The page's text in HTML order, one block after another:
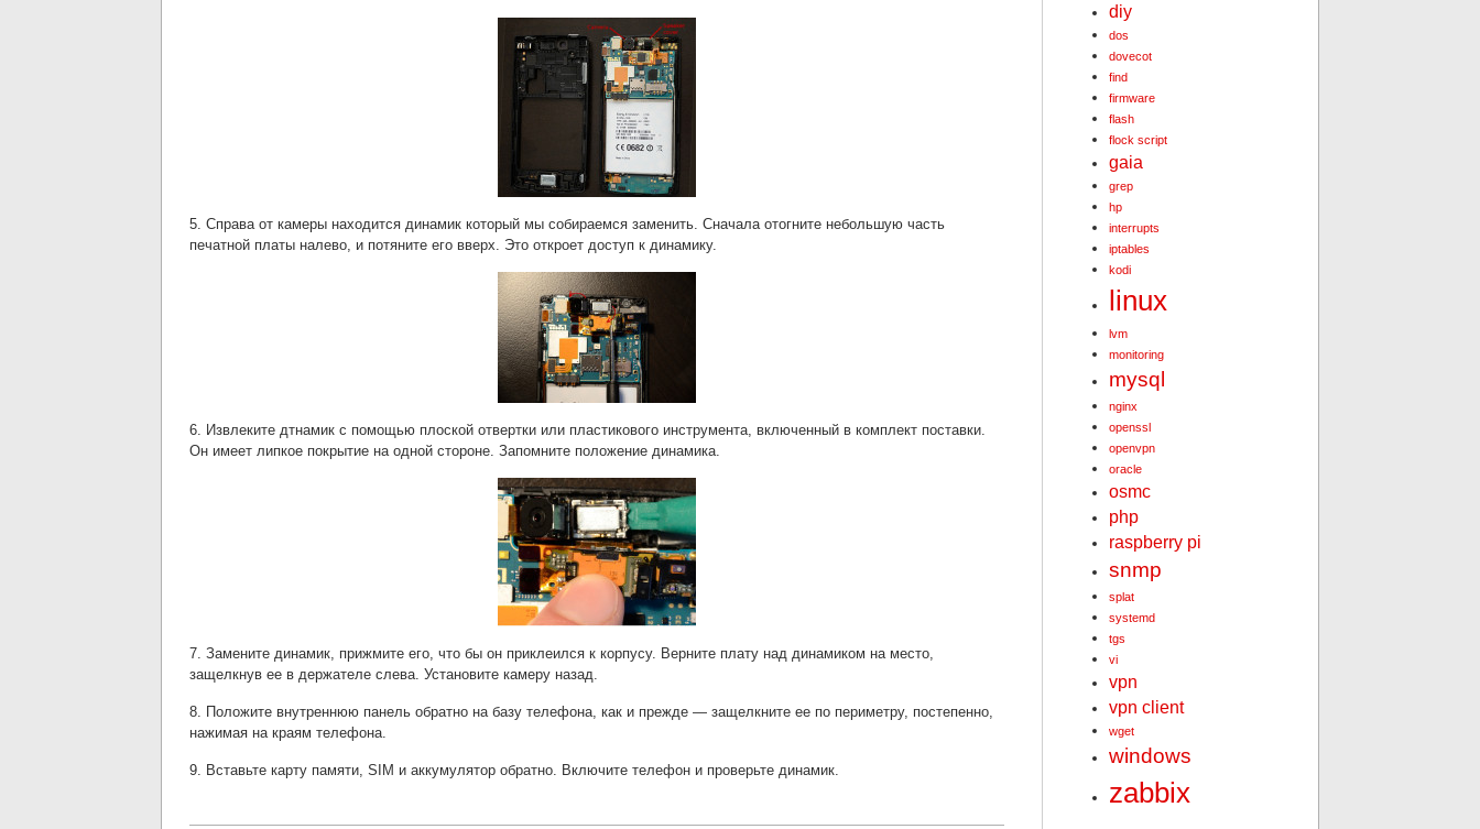
5. Справа от камеры находится динамик который мы собираемся заменить. Сначала отогните небольшую часть
печатной платы налево, и потяните его вверх. Это откроет доступ к динамику.
6. Извлеките дтнамик с помощью плоской отвертки или пластикового инструмента, включенный в комплект поставки.
Он имеет липкое покрытие на одной стороне. Запомните положение динамика.
7. Замените динамик, прижмите его, что бы он приклеился к корпусу. Верните плату над динамиком на место,
защелкнув ее в держателе слева. Установите камеру назад.
8. Положите внутреннюю панель обратно на базу телефона, как и прежде — защелкните ее по периметру, постепенно,
нажимая на краям телефона.
9. Вставьте карту памяти, SIM и аккумулятор обратно. Включите телефон и проверьте динамик.
diy
dos
dovecot
find
firmware
flash
flock script
gaia
grep
hp
interrupts
iptables
kodi
linux
lvm
monitoring
mysql
nginx
openssl
openvpn
oracle
osmc
php
raspberry pi
snmp
splat
systemd
tgs
vi
vpn
vpn client
wget
windows
zabbix